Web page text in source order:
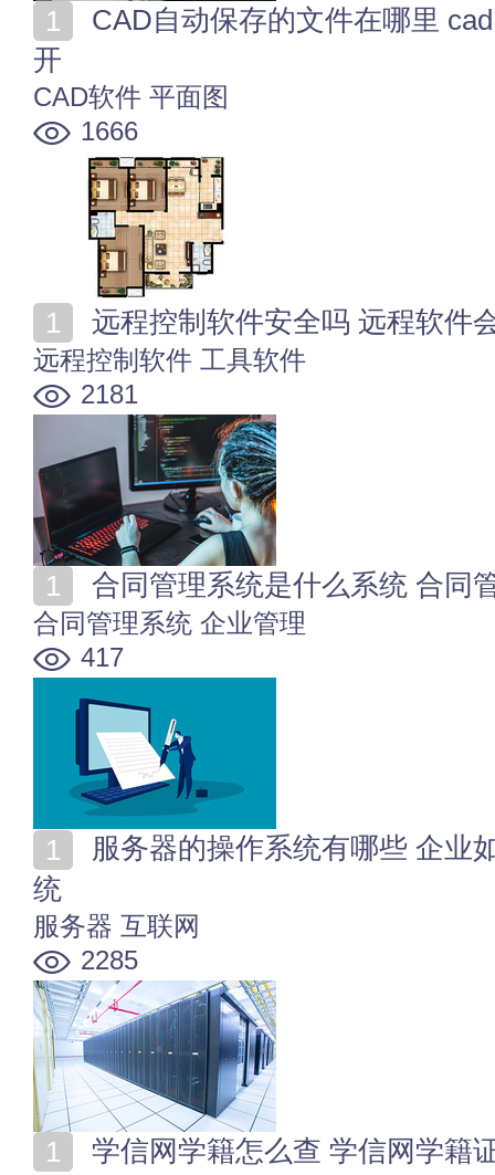
开
CAD软件 平面图
1666
远程控制软件安全吗 远程软件
远程控制软件 工具软件
2181
合同管理系统是什么系统 合同
合同管理系统 企业管理
417
统
服务器 互联网
2285
学信网学籍怎么查 学信网学籍